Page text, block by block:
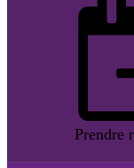
Prendre